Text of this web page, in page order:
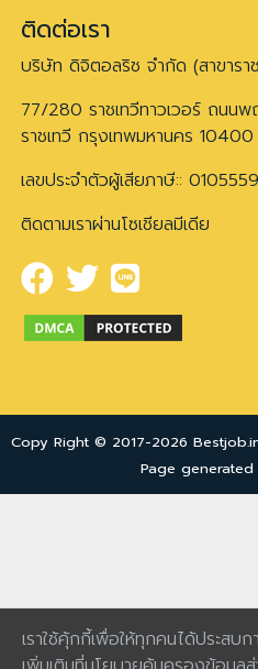
เราใช้คุ้กกี้เพื่อให้ทุกคนได้ประส
ติดต่อเรา
บริษัท ดิจิตอลริช จำกัด (สาขารา
77/280 ราชเทวีทาวเวอร์ ถนน
ราชเทวี กรุงเทพมหานคร 10400
เลขประจำตัวผู้เสียภาษี::
ติดตามเราผ่านโซเชียลมีเดีย
Copy Right © 2017-2026
Page generated